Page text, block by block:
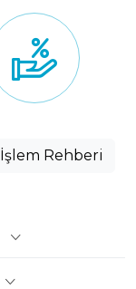
İşlem Rehberi